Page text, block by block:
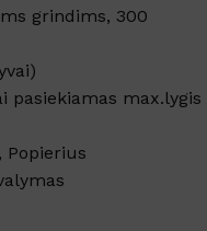
grindims, 300
pasiekiamas max.lygis
Popierius